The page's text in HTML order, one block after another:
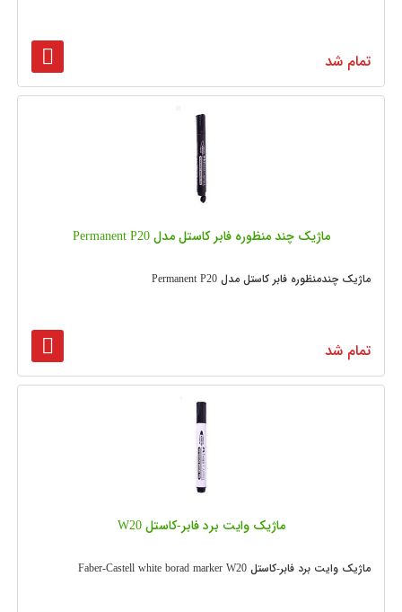
تمام شد
ماژیک چند منظوره فابر کاستل مدل Permanent P20
ماژیک چندمنظوره فابر کاستل مدل Permanent P20
تمام شد
ماژیک وایت برد فابر-کاستل W20
ماژیک وایت برد فابر-کاستل Faber-Castell white borad marker W20